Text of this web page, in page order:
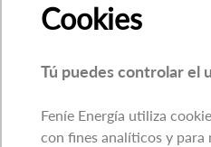
Cookies
Tú puedes controlar el
Feníe Energía utiliza
con fines analíticos y